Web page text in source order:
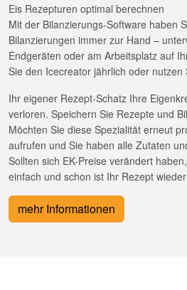
Eis Rezepturen optimal berechnen
Mit der Bilanzierungs-Software haben
Bilanzierungen immer zur Hand –
Endgeräten oder am Arbeitsplatz auf
Sie den Icecreator jährlich oder nutzen
Ihr eigener Rezept-Schatz Ihre
verloren. Speichern Sie Rezepte und
Möchten Sie diese Spezialität erneut
aufrufen und Sie haben alle Zutaten
Sollten sich EK-Preise verändert
einfach und schon ist Ihr Rezept
mehr Informationen